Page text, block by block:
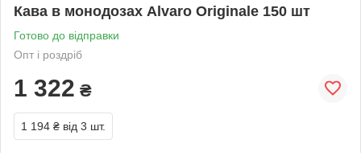
Кава в монодозах Alvaro Originale 150 шт
Готово до відправки
Опт і роздріб
1 322 ₴
1 194 ₴ від 3 шт.